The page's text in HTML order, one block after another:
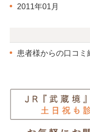
2011年01月
患者様からの口コミ